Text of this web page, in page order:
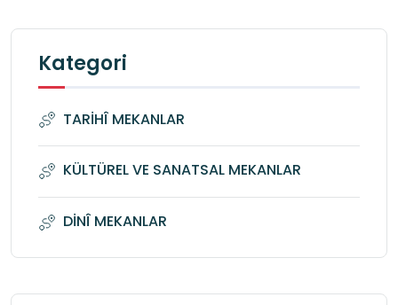
Kategori
TARİHÎ MEKANLAR
KÜLTÜREL VE SANATSAL MEKANLAR
DİNÎ MEKANLAR